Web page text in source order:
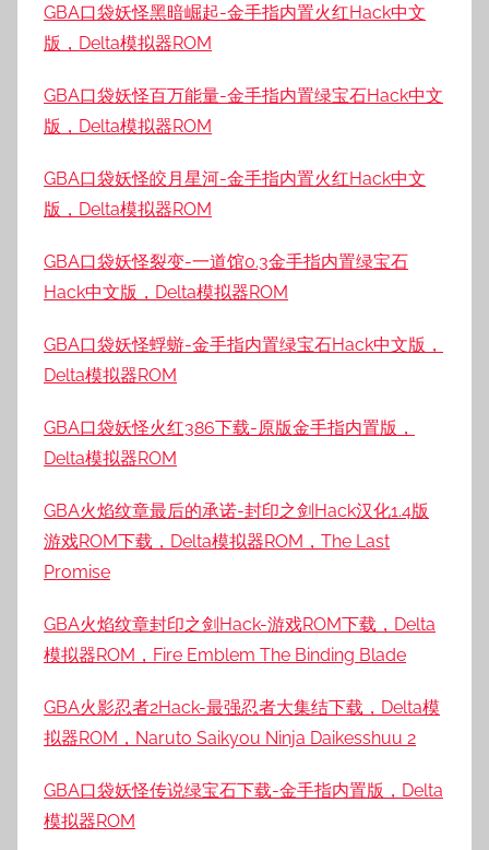
GBA口袋妖怪黑暗崛起-金手指内置火红Hack中文
版，Delta模拟器ROM
GBA口袋妖怪百万能量-金手指内置绿宝石Hack中文
版，Delta模拟器ROM
GBA口袋妖怪皎月星河-金手指内置火红Hack中文
版，Delta模拟器ROM
GBA口袋妖怪裂变-一道馆0.3金手指内置绿宝石
Hack中文版，Delta模拟器ROM
GBA口袋妖怪蜉蝣-金手指内置绿宝石Hack中文版，
Delta模拟器ROM
GBA口袋妖怪火红386下载-原版金手指内置版，
Delta模拟器ROM
GBA火焰纹章最后的承诺-封印之剑Hack汉化1.4版
游戏ROM下载，Delta模拟器ROM，The Last
Promise
GBA火焰纹章封印之剑Hack-游戏ROM下载，Delta
模拟器ROM，Fire Emblem The Binding Blade
GBA火影忍者2Hack-最强忍者大集结下载，Delta模
拟器ROM，Naruto Saikyou Ninja Daikesshuu 2
GBA口袋妖怪传说绿宝石下载-金手指内置版，Delta
模拟器ROM